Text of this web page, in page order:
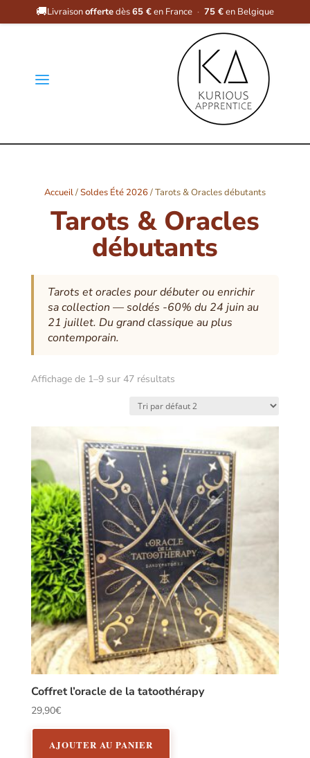
🚚Livraisonoffertedès65 €en France · 75 €en Belgique
a
Accueil/Soldes Été 2026 / Tarots & Oracles débutants
Tarots & Oracles
débutants
Tarots et oracles pour débuter ou enrichir
sa collection — soldés -60% du 24 juin au
21 juillet. Du grand classique au plus
contemporain.
Affichage de 1–9 sur 47 résultats
Coffret l’oracle de la tatoothérapy
29,90€
AJOUTER AU PANIER